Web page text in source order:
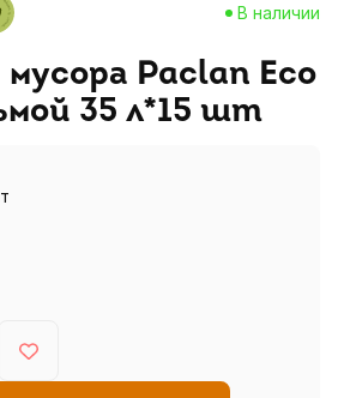
В наличии
Paclan Eco
35 л*15 шт